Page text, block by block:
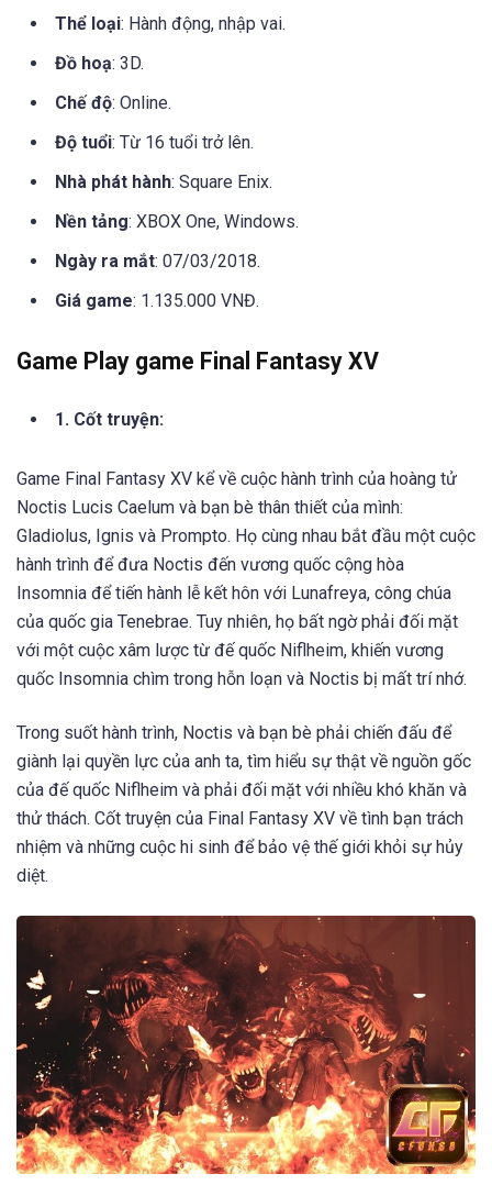
Thể loại: Hành động, nhập vai.
Đồ hoạ: 3D.
Chế độ: Online.
Độ tuổi: Từ 16 tuổi trở lên.
Nhà phát hành: Square Enix.
Nền tảng: XBOX One, Windows.
Ngày ra mắt: 07/03/2018.
Giá game: 1.135.000 VNĐ.
Game Play game Final Fantasy XV
1. Cốt truyện:
Game Final Fantasy XV kể về cuộc hành trình của hoàng tử
Noctis Lucis Caelum và bạn bè thân thiết của mình:
Gladiolus, Ignis và Prompto. Họ cùng nhau bắt đầu một cuộc
hành trình để đưa Noctis đến vương quốc cộng hòa
Insomnia để tiến hành lễ kết hôn với Lunafreya, công chúa
của quốc gia Tenebrae. Tuy nhiên, họ bất ngờ phải đối mặt
với một cuộc xâm lược từ đế quốc Niflheim, khiến vương
quốc Insomnia chìm trong hỗn loạn và Noctis bị mất trí nhớ.
Trong suốt hành trình, Noctis và bạn bè phải chiến đấu để
giành lại quyền lực của anh ta, tìm hiểu sự thật về nguồn gốc
của đế quốc Niflheim và phải đối mặt với nhiều khó khăn và
thử thách. Cốt truyện của Final Fantasy XV về tình bạn trách
nhiệm và những cuộc hi sinh để bảo vệ thế giới khỏi sự hủy
diệt.